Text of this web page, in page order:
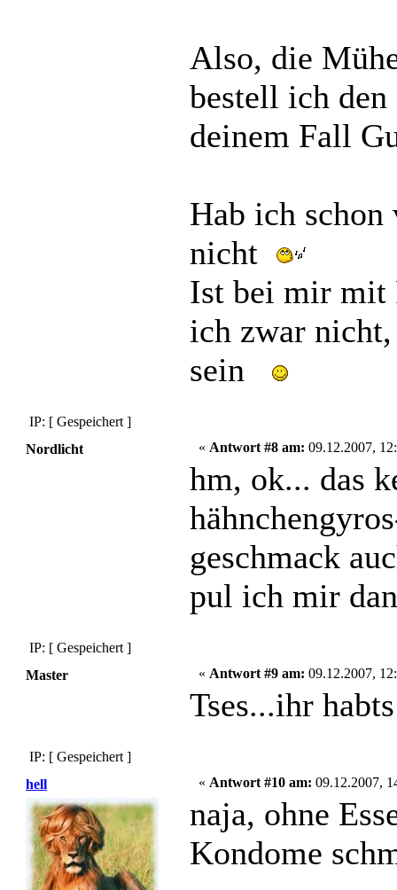
Also, die
bestell ich
deinem Fall
Hab ich
nicht
Ist bei mir mit
ich zwar nicht,
sein
IP: [ Gespeichert ]
Nordlicht
« Antwort #8 am: 09.12.2007,
hm, ok... das
geschmack
pul ich mir
IP: [ Gespeichert ]
Master
« Antwort #9 am: 09.12.2007,
Tses...ihr
IP: [ Gespeichert ]
hell
« Antwort #10 am: 09.12.2007,
naja, ohne
Kondome